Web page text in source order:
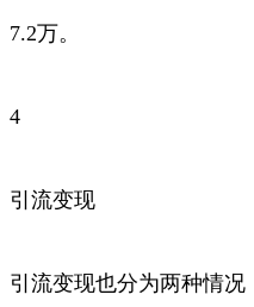
7.2万。
4
引流变现
引流变现也分为两种情况